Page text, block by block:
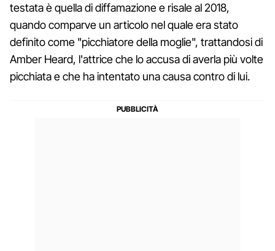
testata è quella di diffamazione e risale al 2018,
quando comparve un articolo nel quale era stato
definito come "picchiatore della moglie", trattandosi di
Amber Heard, l'attrice che lo accusa di averla più volte
picchiata e che ha intentato una causa contro di lui.